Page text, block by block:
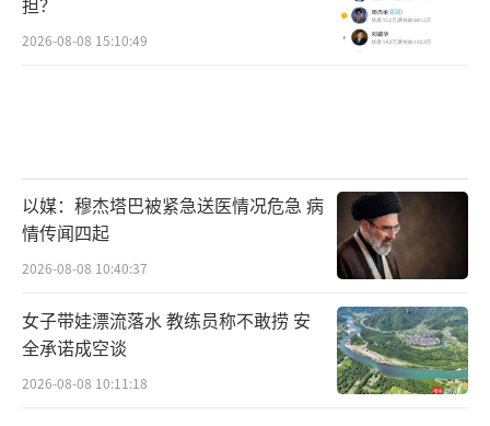
2026-08-08 15:10:49
以媒：穆杰塔巴被紧急送医情况危急 病
情传闻四起
2026-08-08 10:40:37
女子带娃漂流落水 教练员称不敢捞 安
全承诺成空谈
2026-08-08 10:11:18